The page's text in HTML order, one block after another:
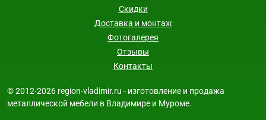
Скидки
Доставка и монтаж
Фотогалерея
Отзывы
Контакты
© 2012-2026 region-vladimir.ru - изготовление и продажа
металлической мебели в Владимире и Муроме.